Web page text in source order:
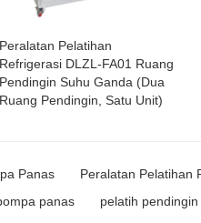
Peralatan Pelatihan
Refrigerasi DLZL-FA01 Ruang
Pendingin Suhu Ganda (Dua
Ruang Pendingin, Satu Unit)
Panas
Peralatan Pelatihan
panas pelatih